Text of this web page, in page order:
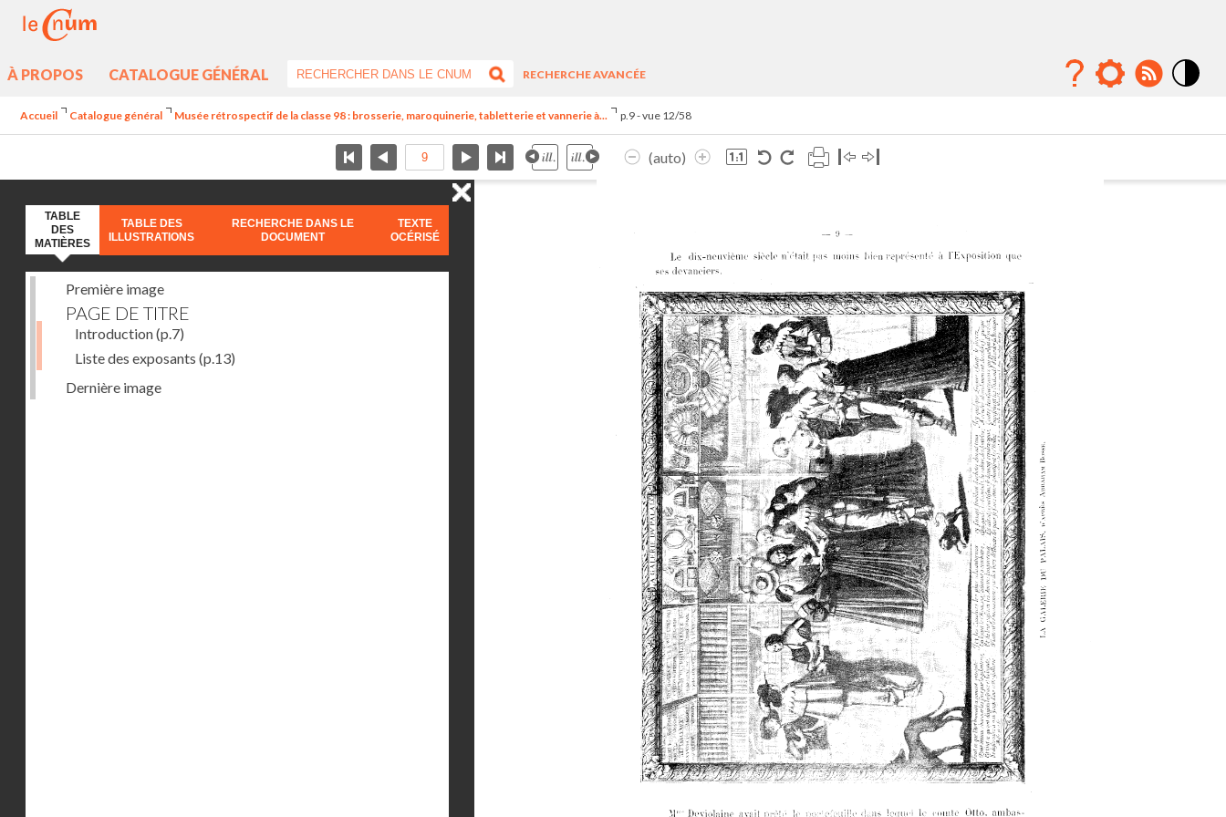
À PROPOS CATALOGUE GÉNÉRAL
RECHERCHE AVANCÉE
Accueil Catalogue général Musée rétrospectif de la classe 98 : brosserie, maroquinerie, tabletterie et vannerie à... p.9 - vue 12/58
(auto)
TABLE
DES
MATIÈRES
TABLE DES
ILLUSTRATIONS
RECHERCHE DANS LE
DOCUMENT
TEXTE
OCÉRISÉ
Première image
PAGE DE TITRE
Introduction(p.7)
Liste des exposants (p.13)
Dernière image